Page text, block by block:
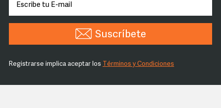
Suscríbete
Registrarse implica aceptar los Términos y Condiciones